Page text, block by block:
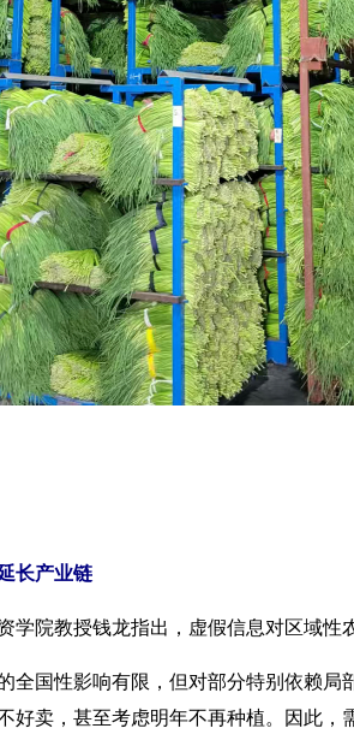
长产业链
院教授钱龙指出，虚假信息对区域性
国性影响有限，但对部分特别依赖局
好卖，甚至考虑明年不再种植。因此